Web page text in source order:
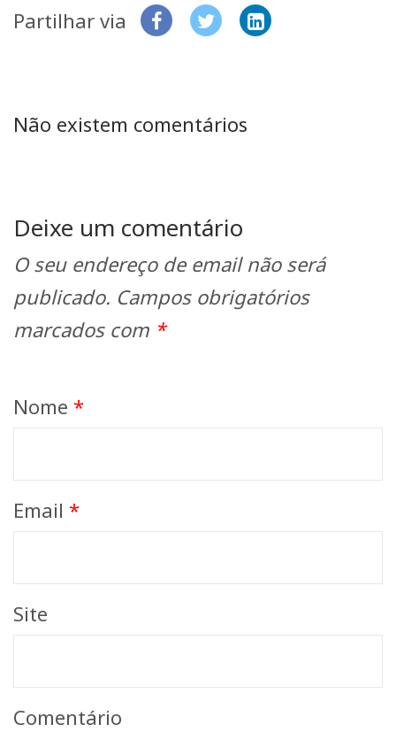
Partilhar via
Não existem comentários
Deixe um comentário
O seu endereço de email não será
publicado. Campos obrigatórios
marcados com *
Nome *
Email *
Site
Comentário